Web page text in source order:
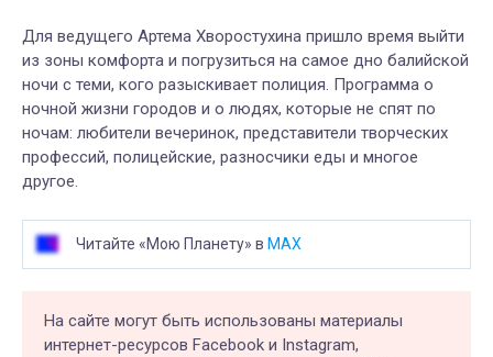
Для ведущего Артема Хворостухина пришло время выйти
из зоны комфорта и погрузиться на самое дно балийской
ночи с теми, кого разыскивает полиция. Программа о
ночной жизни городов и о людях, которые не спят по
ночам: любители вечеринок, представители творческих
профессий, полицейские, разносчики еды и многое
другое.
Читайте «Мою Планету» в MAX
На сайте могут быть использованы материалы
интернет-ресурсов Facebook и Instagram,